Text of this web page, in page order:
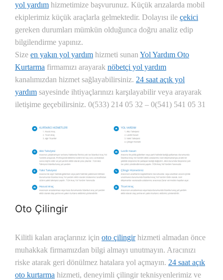
yol yardım hizmetimize başvurunuz. Küçük arızalarda mobil
ekiplerimiz küçük araçlarla gelmektedir. Dolayısı ile çekici
gereken durumları mümkün olduğunca doğru analiz edip
bilgilendirme yapınız.
Size en yakın yol yardım hizmeti sunan Yol Yardım Oto
Kurtarma firmamızı arayarak nöbetçi yol yardım
kanalımızdan hizmet sağlayabilirsiniz. 24 saat açık yol
yardım sayesinde ihtiyaçlarınızı karşılayabilir veya arayarak
iletişime geçebilirsiniz. 0(533) 214 05 32 – 0(541) 541 05 31
Oto Çilingir
Kilitli kalan araçlarınız için oto çilingirhizmeti almadan önce
muhakkak firmamızdan bilgi almayı unutmayın. Aracınızı
riske atarak geri dönülmez hatalara yol açmayın. 24 saat açık
oto kurtarma hizmeti, deneyimli çilingir teknisyenlerimiz ve